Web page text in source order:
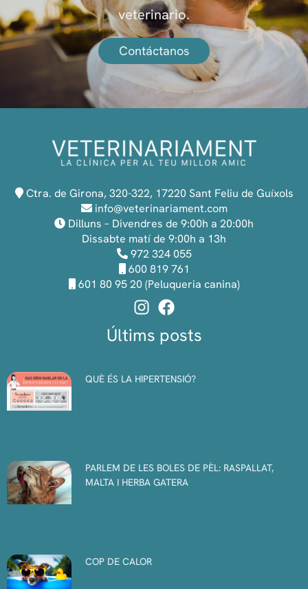
veterinario.
Contáctanos
Ctra. de Girona, 320-322, 17220 Sant Feliu de Guíxols
info@veterinariament.com
Dilluns – Divendres de 9:00h a 20:00h
Dissabte matí de 9:00h a 13h
972 324 055
600 819 761
601 80 95 20 (Peluqueria canina)
Últims posts
QUÈ ÉS LA HIPERTENSIÓ?
PARLEM DE LES BOLES DE PÈL: RASPALLAT,
MALTA I HERBA GATERA
COP DE CALOR